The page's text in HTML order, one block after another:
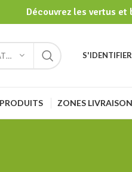
Découvrez les vertus
CHOISIR UNE CATÉGORIE
ZONES